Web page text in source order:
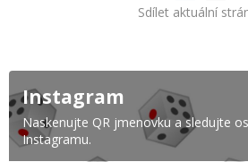
Sdílet aktuální
Instagram
Naskenujte QR jmenovku a sledujte
Instagramu.